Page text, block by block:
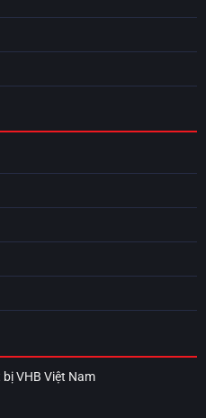
VHB Việt Nam